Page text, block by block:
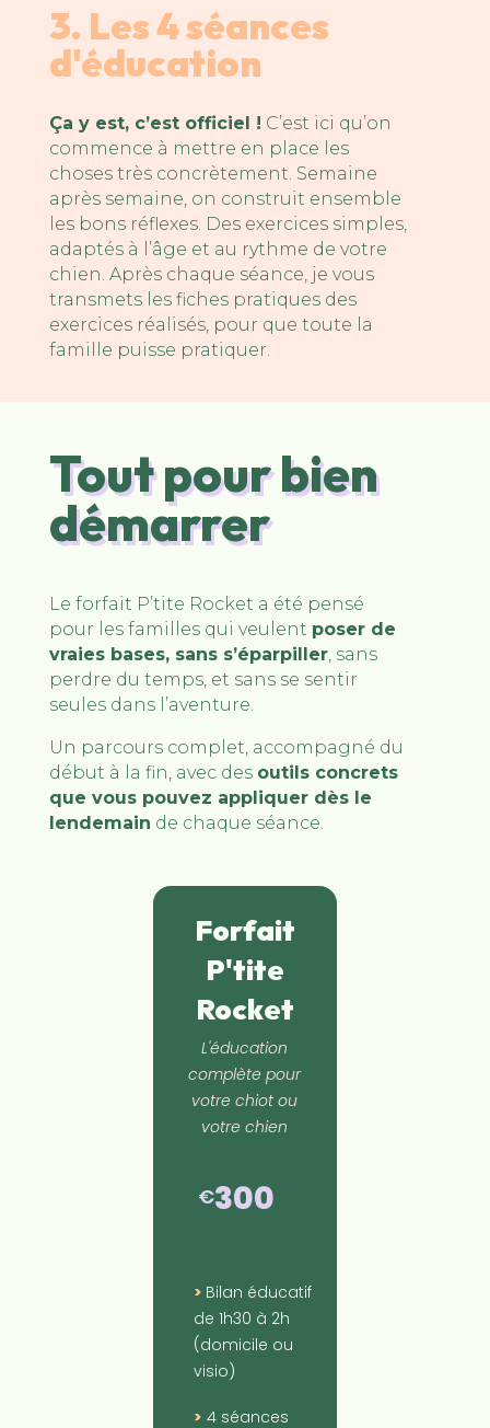
3. Les 4 séances
d'éducation
Ça y est, c’est officiel ! C’est ici qu’on
commence à mettre en place les
choses très concrètement. Semaine
après semaine, on construit ensemble
les bons réflexes. Des exercices simples,
adaptés à l’âge et au rythme de votre
chien. Après chaque séance, je vous
transmets les fiches pratiques des
exercices réalisés, pour que toute la
famille puisse pratiquer.
Tout pour bien
démarrer
Le forfait P’tite Rocket a été pensé
pour les familles qui veulent poser de
vraies bases, sans s’éparpiller, sans
perdre du temps, et sans se sentir
seules dans l’aventure.
Un parcours complet, accompagné du
début à la fin, avec des outils concrets
que vous pouvez appliquer dès le
lendemain de chaque séance.
Forfait
P'tite
Rocket
L'éducation
complète pour
votre chiot ou
votre chien
€300
> Bilan éducatif
de 1h30 à 2h
(domicile ou
visio)
> 4 séances